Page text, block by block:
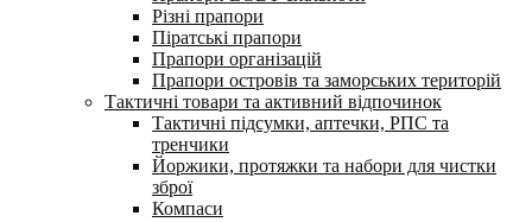
Різні прапори
Піратські прапори
Прапори організацій
Прапори островів та заморських територій
Тактичні товари та активний відпочинок
Тактичні підсумки, аптечки, РПС та
тренчики
Йоржики, протяжки та набори для чистки
зброї
Компаси